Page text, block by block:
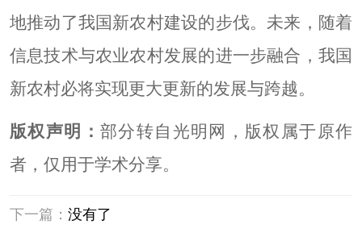
地推动了我国新农村建设的步伐。未来，随着
信息技术与农业农村发展的进一步融合，我国
新农村必将实现更大更新的发展与跨越。
版权声明： 部分转自光明网，版权属于原作
者，仅用于学术分享。
下一篇： 没有了